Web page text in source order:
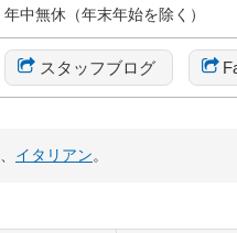
年中無休（年末年始を除く）
スタッフブログ
、 イタリアン。